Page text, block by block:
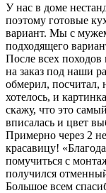
У нас в доме
поэтому готовые
вариант. Мы с
подходящего
После всех
на заказ под наши
обмерил, посчитал,
хотелось, и
скажу, что это
вписалась и цвет
Примерно через 2
красавицу!
помучиться с
получился
Большое всем